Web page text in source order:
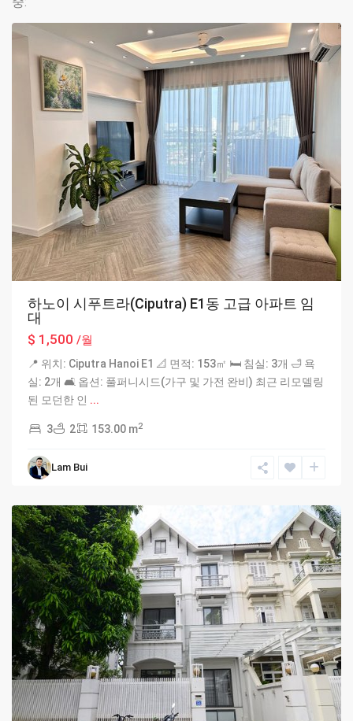
하노이 시푸트라(Ciputra) E1동 고급 아파트 임
대
$ 1,500 /월
📍 위치: Ciputra Hanoi E1 📐 면적: 153㎡ 🛏 침실: 3개 🛁 욕
실: 2개 🛋 옵션: 풀퍼니시드(가구 및 가전 완비) 최근 리모델링
된 모던한 인 ...
3 2 153.00 m2
Lam Bui
Ciputra